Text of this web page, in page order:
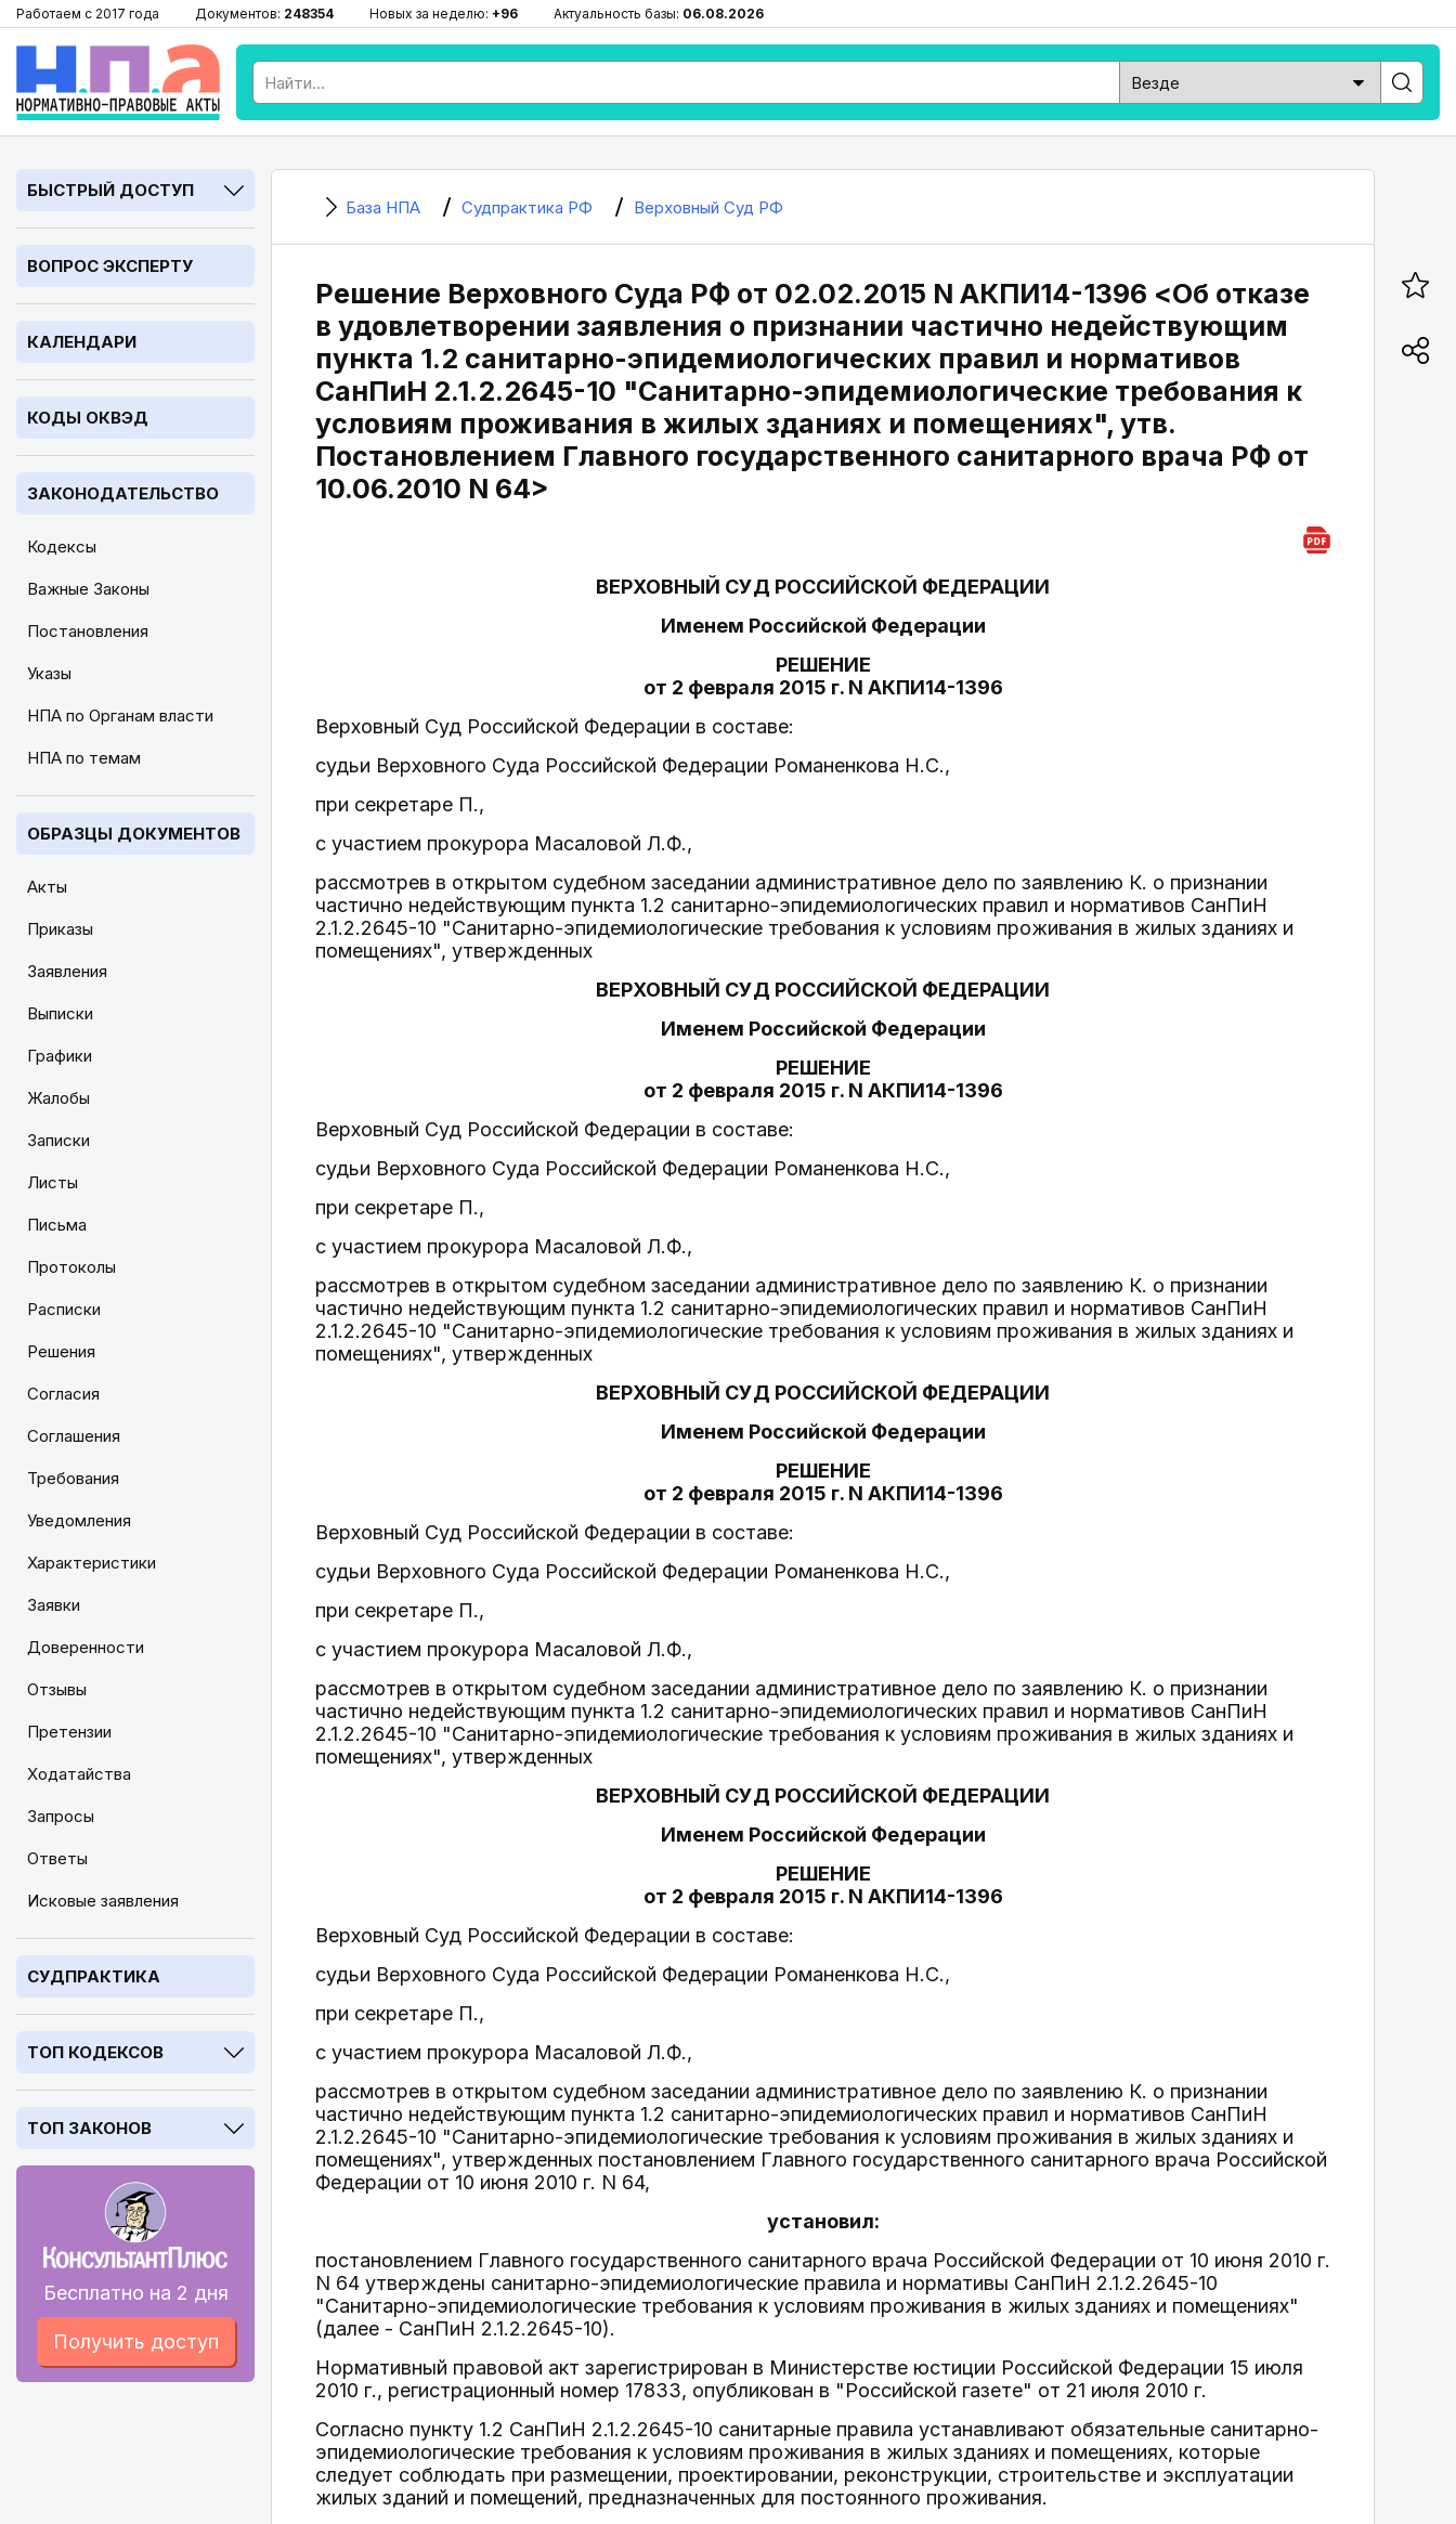
Работаем с 2017 года Документов: 248354 Новых за неделю: +96 Актуальность базы: 06.08.2026
БЫСТРЫЙ ДОСТУП
ВОПРОС ЭКСПЕРТУ
КАЛЕНДАРИ
КОДЫ ОКВЭД
ЗАКОНОДАТЕЛЬСТВО
Кодексы
Важные Законы
Постановления
Указы
НПА по Органам власти
НПА по темам
ОБРАЗЦЫ ДОКУМЕНТОВ
Акты
Приказы
Заявления
Выписки
Графики
Жалобы
Записки
Листы
Письма
Протоколы
Расписки
Решения
Согласия
Соглашения
Требования
Уведомления
Характеристики
Заявки
Доверенности
Отзывы
Претензии
Ходатайства
Запросы
Ответы
Исковые заявления
СУДПРАКТИКА
ТОП КОДЕКСОВ
ТОП ЗАКОНОВ
Бесплатно на 2 дня
Получить доступ
База НПА Судпрактика РФ Верховный Суд РФ
Решение Верховного Суда РФ от 02.02.2015 N АКПИ14-1396 <Об отказе
в удовлетворении заявления о признании частично недействующим
пункта 1.2 санитарно-эпидемиологических правил и нормативов
СанПиН 2.1.2.2645-10 "Санитарно-эпидемиологические требования к
условиям проживания в жилых зданиях и помещениях", утв.
Постановлением Главного государственного санитарного врача РФ от
10.06.2010 N 64>
ВЕРХОВНЫЙ СУД РОССИЙСКОЙ ФЕДЕРАЦИИ
Именем Российской Федерации
РЕШЕНИЕ
от 2 февраля 2015 г. N АКПИ14-1396
Верховный Суд Российской Федерации в составе:
судьи Верховного Суда Российской Федерации Романенкова Н.С.,
при секретаре П.,
с участием прокурора Масаловой Л.Ф.,
рассмотрев в открытом судебном заседании административное дело по заявлению К. о признании
частично недействующим пункта 1.2 санитарно-эпидемиологических правил и нормативов СанПиН
2.1.2.2645-10 "Санитарно-эпидемиологические требования к условиям проживания в жилых зданиях и
помещениях", утвержденных
ВЕРХОВНЫЙ СУД РОССИЙСКОЙ ФЕДЕРАЦИИ
Именем Российской Федерации
РЕШЕНИЕ
от 2 февраля 2015 г. N АКПИ14-1396
Верховный Суд Российской Федерации в составе:
судьи Верховного Суда Российской Федерации Романенкова Н.С.,
при секретаре П.,
с участием прокурора Масаловой Л.Ф.,
рассмотрев в открытом судебном заседании административное дело по заявлению К. о признании
частично недействующим пункта 1.2 санитарно-эпидемиологических правил и нормативов СанПиН
2.1.2.2645-10 "Санитарно-эпидемиологические требования к условиям проживания в жилых зданиях и
помещениях", утвержденных
ВЕРХОВНЫЙ СУД РОССИЙСКОЙ ФЕДЕРАЦИИ
Именем Российской Федерации
РЕШЕНИЕ
от 2 февраля 2015 г. N АКПИ14-1396
Верховный Суд Российской Федерации в составе:
судьи Верховного Суда Российской Федерации Романенкова Н.С.,
при секретаре П.,
с участием прокурора Масаловой Л.Ф.,
рассмотрев в открытом судебном заседании административное дело по заявлению К. о признании
частично недействующим пункта 1.2 санитарно-эпидемиологических правил и нормативов СанПиН
2.1.2.2645-10 "Санитарно-эпидемиологические требования к условиям проживания в жилых зданиях и
помещениях", утвержденных
ВЕРХОВНЫЙ СУД РОССИЙСКОЙ ФЕДЕРАЦИИ
Именем Российской Федерации
РЕШЕНИЕ
от 2 февраля 2015 г. N АКПИ14-1396
Верховный Суд Российской Федерации в составе:
судьи Верховного Суда Российской Федерации Романенкова Н.С.,
при секретаре П.,
с участием прокурора Масаловой Л.Ф.,
рассмотрев в открытом судебном заседании административное дело по заявлению К. о признании
частично недействующим пункта 1.2 санитарно-эпидемиологических правил и нормативов СанПиН
2.1.2.2645-10 "Санитарно-эпидемиологические требования к условиям проживания в жилых зданиях и
помещениях", утвержденных постановлением Главного государственного санитарного врача Российской
Федерации от 10 июня 2010 г. N 64,
установил:
постановлением Главного государственного санитарного врача Российской Федерации от 10 июня 2010 г.
N 64 утверждены санитарно-эпидемиологические правила и нормативы СанПиН 2.1.2.2645-10
"Санитарно-эпидемиологические требования к условиям проживания в жилых зданиях и помещениях"
(далее - СанПиН 2.1.2.2645-10).
Нормативный правовой акт зарегистрирован в Министерстве юстиции Российской Федерации 15 июля
2010 г., регистрационный номер 17833, опубликован в "Российской газете" от 21 июля 2010 г.
Согласно пункту 1.2 СанПиН 2.1.2.2645-10 санитарные правила устанавливают обязательные санитарно-
эпидемиологические требования к условиям проживания в жилых зданиях и помещениях, которые
следует соблюдать при размещении, проектировании, реконструкции, строительстве и эксплуатации
жилых зданий и помещений, предназначенных для постоянного проживания.